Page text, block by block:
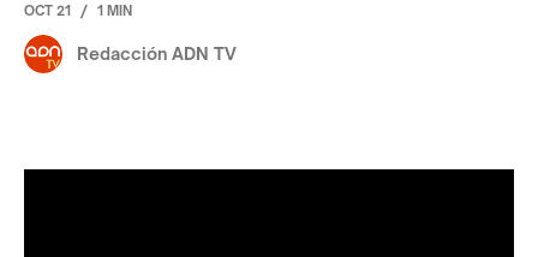
OCT 21 / 1 MIN
Redacción ADN TV